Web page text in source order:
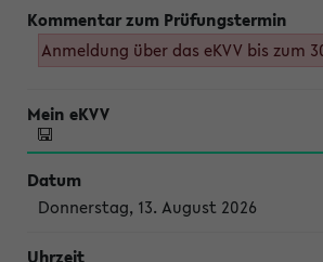
Anmeldung über das eKVV bis zum
Donnerstag, 13. August 2026